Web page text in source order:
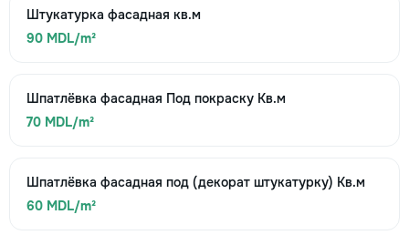
Штукатурка фасадная кв.м
90 MDL/m²
Шпатлёвка фасадная Под покраску Кв.м
70 MDL/m²
Шпатлёвка фасадная под (декорат штукатурку) Кв.м
60 MDL/m²